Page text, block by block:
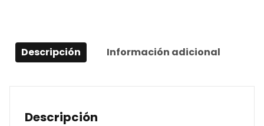
Descripción Información adicional
Descripción